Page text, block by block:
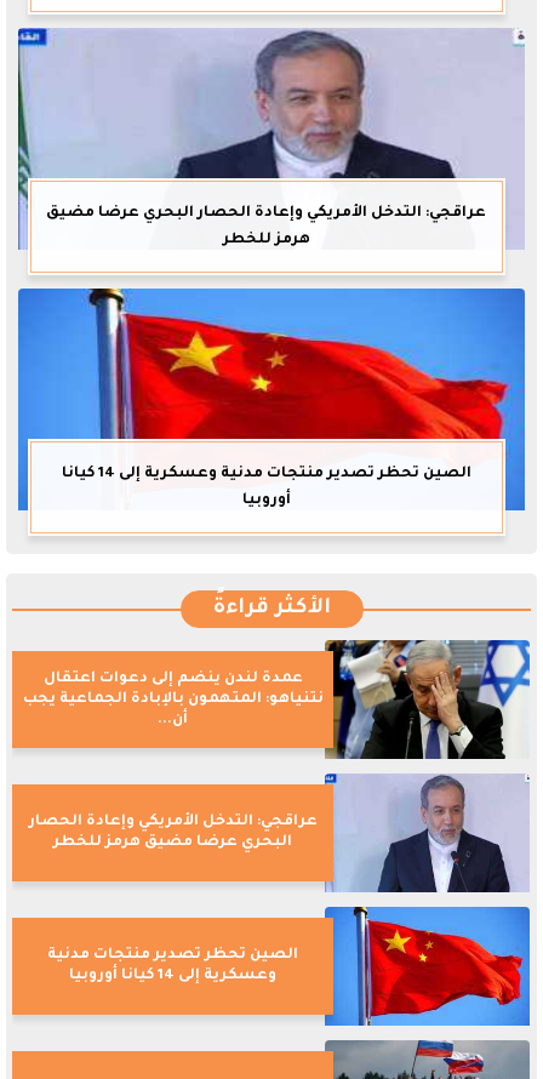
عراقجي: التدخل الأمريكي وإعادة الحصار البحري عرضا مضيق
هرمز للخطر
الصين تحظر تصدير منتجات مدنية وعسكرية إلى 14 كيانا
أوروبيا
الأكثر قراءةً
عمدة لندن ينضم إلى دعوات اعتقال
نتنياهو: المتهمون بالإبادة الجماعية يجب
أن...
عراقجي: التدخل الأمريكي وإعادة الحصار
البحري عرضا مضيق هرمز للخطر
الصين تحظر تصدير منتجات مدنية
وعسكرية إلى 14 كيانا أوروبيا